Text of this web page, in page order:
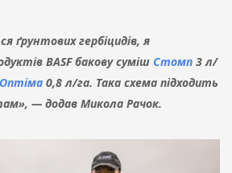
ґрунтових гербіцидів, я
BASF бакову суміш Стомп 3 л/
0,8 л/га. Така схема підходить
— додав Микола Рачок.